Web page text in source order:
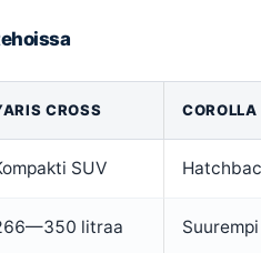
CROSS COROLLA
SUV
litraa